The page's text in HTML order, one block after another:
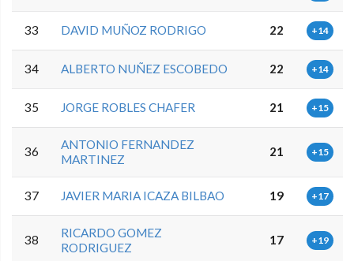
33 DAVID MUÑOZ RODRIGO 22 +14
34 ALBERTO NUÑEZ ESCOBEDO 22 +14
35 JORGE ROBLES CHAFER 21 +15
36
ANTONIO FERNANDEZ
MARTINEZ
21 +15
37 JAVIER MARIA ICAZA BILBAO 19 +17
38
RICARDO GOMEZ
RODRIGUEZ
17 +19